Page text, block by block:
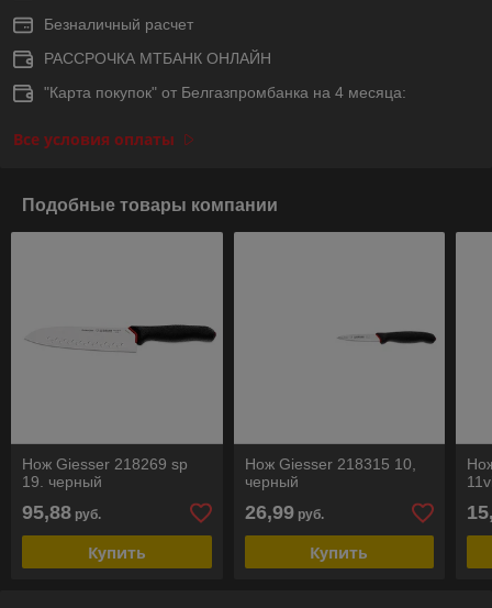
Безналичный расчет
РАССРОЧКА МТБАНК ОНЛАЙН
"Карта покупок" от Белгазпромбанка на 4 месяца:
Все условия оплаты
Подобные товары компании
Нож Giesser 218269 sp
19. черный
95,88 руб.
Купить
Нож Giesser 218315 10,
черный
26,99руб.
Купить